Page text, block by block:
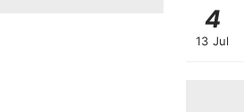
4
13 Jul